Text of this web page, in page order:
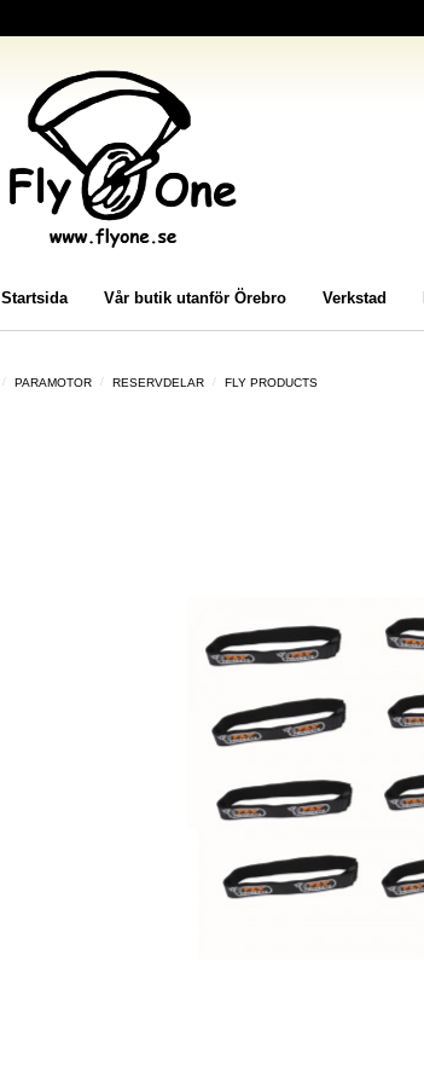
Startsida
Vår butik utanför Örebro Verkstad
PARAMOTOR RESERVDELAR FLY PRODUCTS